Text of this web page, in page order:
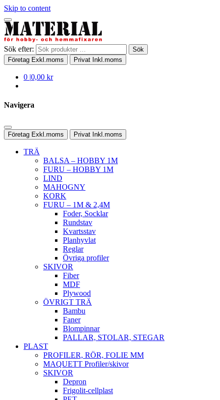
Skip to content
Sök efter:
Sök
Företag Exkl.moms Privat Inkl.moms
0 |0,00 kr
Navigera
Företag Exkl.moms Privat Inkl.moms
TRÄ
BALSA – HOBBY 1M
FURU – HOBBY 1M
LIND
MAHOGNY
KORK
FURU – 1M & 2,4M
Foder, Socklar
Rundstav
Kvartsstav
Planhyvlat
Reglar
Övriga profiler
SKIVOR
Fiber
MDF
Plywood
ÖVRIGT TRÄ
Bambu
Faner
Blompinnar
PALLAR, STOLAR, STEGAR
PLAST
PROFILER, RÖR, FOLIE MM
MAQUETT Profiler/skivor
SKIVOR
Depron
Frigolit-cellplast